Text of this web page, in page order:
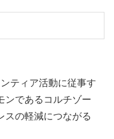
ティア活動に従事す
ンであるコルチゾー
スの軽減につながる